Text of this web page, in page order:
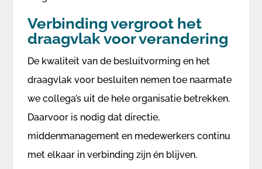
Verbinding vergroot het
draagvlak voor verandering
De kwaliteit van de besluitvorming en het
draagvlak voor besluiten nemen toe naarmate
we collega’s uit de hele organisatie betrekken.
Daarvoor is nodig dat directie,
middenmanagement en medewerkers continu
met elkaar in verbinding zijn én blijven.